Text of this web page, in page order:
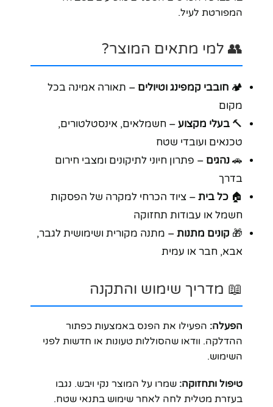
המפורטת לעיל.
👥 למי מתאים המוצר?
🏕️ חובבי קמפינג וטיולים – תאורה אמינה בכל
מקום
🔨 בעלי מקצוע – חשמלאים, אינסטלטורים,
טכנאים ועובדי שטח
🚗 נהגים – פתרון חיוני לתיקונים ומצבי חירום
בדרך
🏠 כל בית – ציוד הכרחי למקרה של הפסקות
חשמל או עבודות תחזוקה
🎁 קונים מתנות – מתנה מקורית ושימושית לגבר,
אבא, חבר או עמית
📖 מדריך שימוש והתקנה
הפעלה: הפעילו את הפנס באמצעות כפתור
ההדלקה. וודאו שהסוללות טעונות או חדשות לפני
השימוש.
טיפול ותחזוקה: שמרו על המוצר נקי ויבש. נגבו
בעזרת מטלית לחה לאחר שימוש בתנאי שטח.